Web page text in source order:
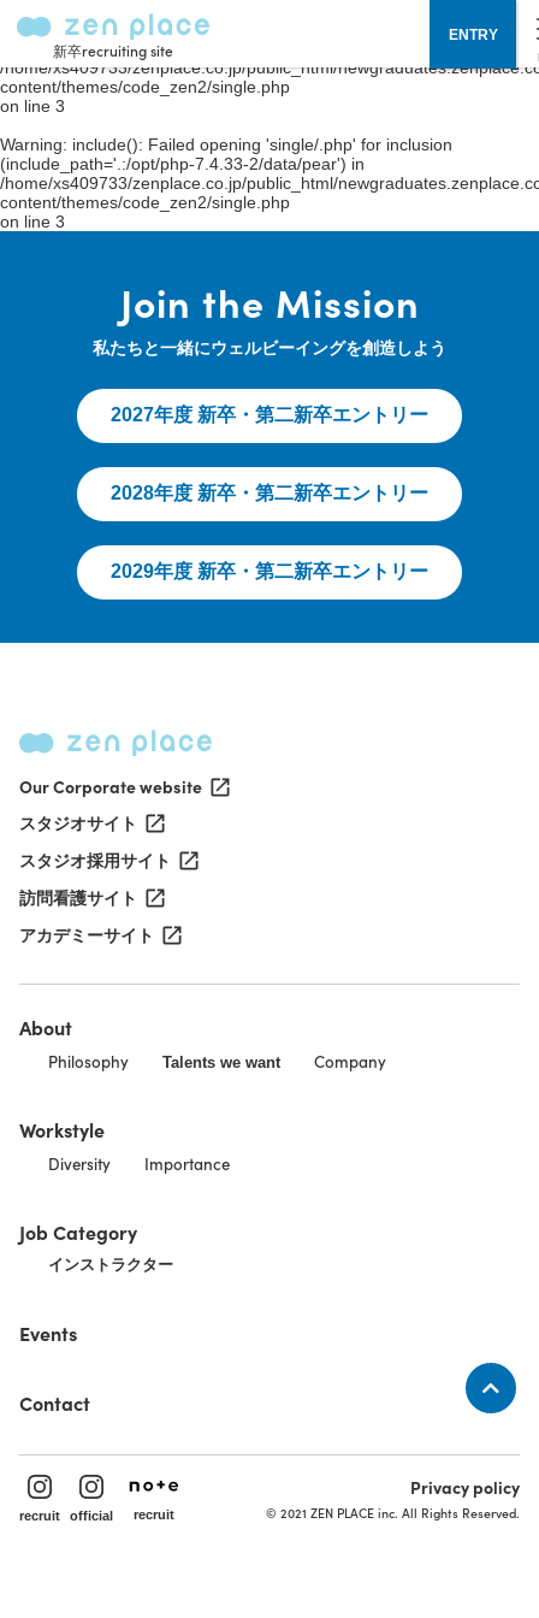
新卒recruiting site
ENTRY
Warning
: include(single/.php): failed to open stream: No such file or
directory in
/home/xs409733/zenplace.co.jp/public_html/
content/themes/code_zen2/single.php
on line 3
Warning: include(): Failed opening 'single/.php' for inclusion
(include_path='.:/opt/php-7.4.33-2/data/pear') in
/home/xs409733/zenplace.co.jp/public_html/
content/themes/code_zen2/single.php
on line 3
Join the Mission
私たちと一緒にウェルビーイングを創造しよう
2027年度 新卒・第二新卒エントリー
2028年度 新卒・第二新卒エントリー
2029年度 新卒・第二新卒エントリー
Our Corporate website
スタジオサイト
スタジオ採用サイト
訪問看護サイト
アカデミーサイト
About
Philosophy Talents we want Company
Workstyle
Diversity Importance
Job Category
インストラクター
Events
Contact
recruit official recruit
Privacy policy
© 2021 ZEN PLACE inc. All Rights Reserved.